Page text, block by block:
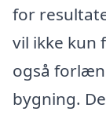
for
vil ikke kun
også
bygning.